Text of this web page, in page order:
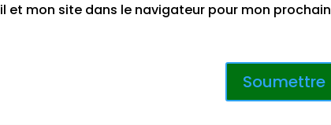
et mon site dans le navigateur pour mon prochain